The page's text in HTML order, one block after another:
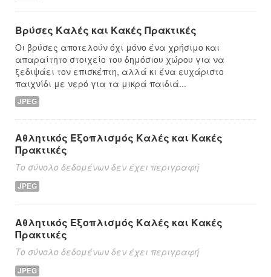
Βρύσες Καλές και Κακές Πρακτικές
Οι βρύσες αποτελούν όχι μόνο ένα χρήσιμο και
απαραίτητο στοιχείο του δημόσιου χώρου για να
ξεδιψάει τον επισκέπτη, αλλά κι ένα ευχάριστο
παιχνίδι με νερό για τα μικρά παιδιά...
JPEG
Αθλητικός Εξοπλισμός Καλές και Κακές
Πρακτικές
Το σύνολο δεδομένων δεν έχει περιγραφή
JPEG
Αθλητικός Εξοπλισμός Καλές και Κακές
Πρακτικές
Το σύνολο δεδομένων δεν έχει περιγραφή
JPEG